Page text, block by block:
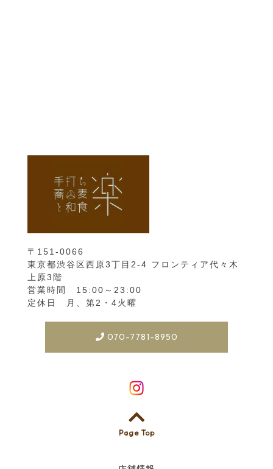
〒151-0066
東京都渋谷区西原3丁目2-4 フロンティア代々木
上原3階
営業時間 15:00～23:00
定休日 月、第2・4火曜
070-7781-8950
Page Top